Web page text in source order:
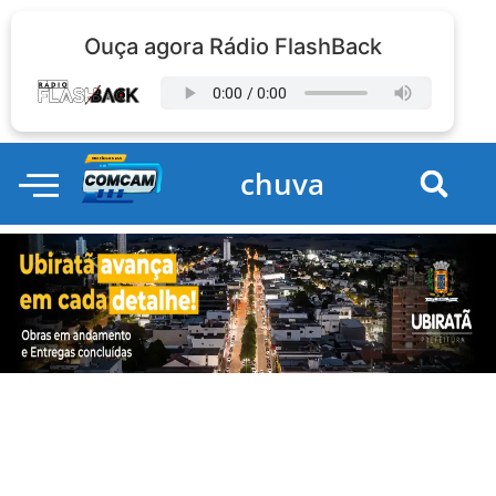
Ouça agora Rádio FlashBack
chuva